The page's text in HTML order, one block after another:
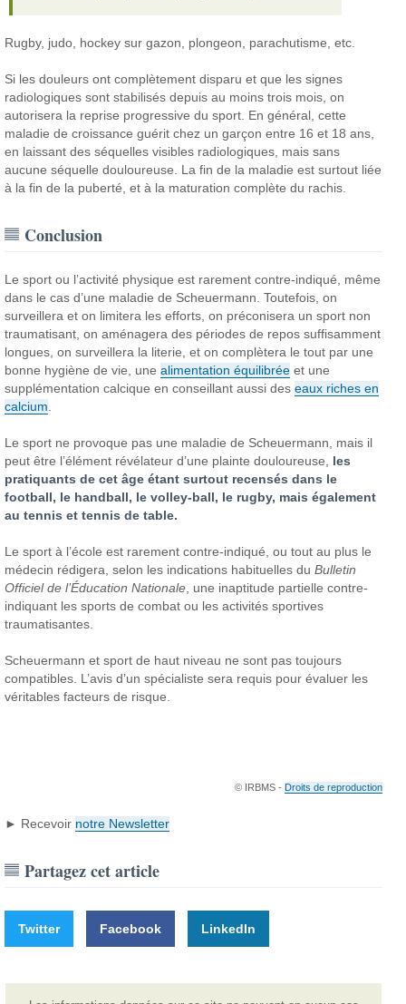
Rugby, judo, hockey sur gazon, plongeon, parachutisme, etc.
Si les douleurs ont complètement disparu et que les signes
radiologiques sont stabilisés depuis au moins trois mois, on
autorisera la reprise progressive du sport. En général, cette
maladie de croissance guérit chez un garçon entre 16 et 18 ans,
en laissant des séquelles visibles radiologiques, mais sans
aucune séquelle douloureuse. La fin de la maladie est surtout liée
à la fin de la puberté, et à la maturation complète du rachis.
Conclusion
Le sport ou l’activité physique est rarement contre-indiqué, même
dans le cas d’une maladie de Scheuermann. Toutefois, on
surveillera et on limitera les efforts, on préconisera un sport non
traumatisant, on aménagera des périodes de repos suffisamment
longues, on surveillera la literie, et on complètera le tout par une
bonne hygiène de vie, unealimentation équilibrée et une
supplémentation calcique en conseillant aussi deseaux riches en
calcium
Le sport ne provoque pas une maladie de Scheuermann, mais il
peut être l’élément révélateur d’une plainte douloureuse, les
pratiquants de cet âge étant surtout recensés dans le
football, le handball, le volley-ball, le rugby, mais également
au tennis et tennis de table.
Le sport à l’école est rarement contre-indiqué, ou tout au plus le
médecin rédigera, selon les indications habituelles duBulletin
Officiel de l’Éducation Nationale , une inaptitude partielle contre-
indiquant les sports de combat ou les activités sportives
traumatisantes.
Scheuermann et sport de haut niveau ne sont pas toujours
compatibles. L’avis d’un spécialiste sera requis pour évaluer les
véritables facteurs de risque.
© IRBMS - Droits de reproduction
► Recevoir notre Newsletter
Partagez cet article
Twitter Facebook LinkedIn